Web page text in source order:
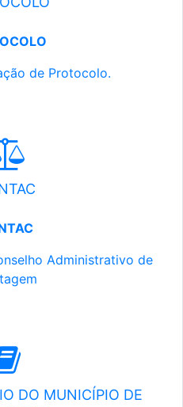
de Protocolo.
Administrativo de
DO MUNICÍPIO DE